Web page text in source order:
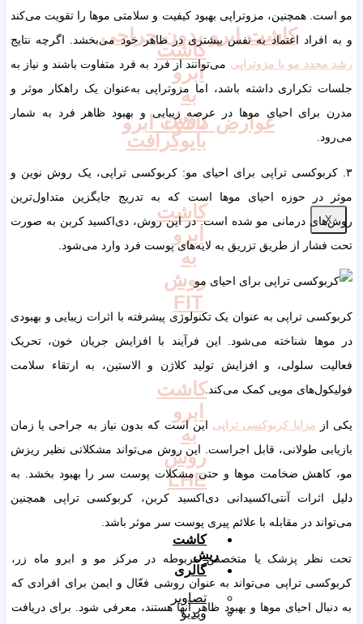
کاشت ابرو بدون جراحی
عوارض کاشت ابرو
X
کاشت
ابرو
به
روش
بایوگرافت
کاشت
ابرو
به
روش
FIT
کاشت
ابرو
به
روش
LHE
کاشت
ریش
گالری
تصاویر
ویدیو
مو است. همچنین، مزوتراپی بهبود کیفیت و سلامتی موها را تقویت می‌کند
و به افراد اعتماد به نفس بیشتری در ظاهر خود می‌بخشد. اگرچه نتایج
رشد مجدد مو با مزوتراپی می‌توانند از فرد به فرد متفاوت باشند و نیاز به
جلسات تکراری داشته باشد، اما مزوتراپی به‌عنوان یک راهکار موثر و
مدرن برای احیای موها در عرصه زیبایی و بهبود ظاهر فرد به شمار
می‌رود.
۳. کربوکسی تراپی برای احیای مو: کربوکسی تراپی، یک روش نوین و
موثر در حوزه احیای موها است که به تدریج جایگزین متداول‌ترین
روش‌های درمانی مو شده است. در این روش، دی‌اکسید کربن به صورت
تحت فشار از طریق تزریق به لایه‌های پوست فرد وارد می‌شود.
کربوکسی تراپی به عنوان یک تکنولوژی پیشرفته با اثرات زیبایی و بهبودی
در موها شناخته می‌شود. این فرآیند با افزایش جریان خون، تحریک
فعالیت سلولی، و افزایش تولید کلاژن و الاستین، به ارتقاء سلامت
فولیکول‌های مویی کمک می‌کند.
یکی از مزایا کربوکسی تراپی این است که بدون نیاز به جراحی یا زمان
بازیابی طولانی، قابل اجراست. این روش می‌تواند مشکلاتی نظیر ریزش
مو، کاهش ضخامت موها و حتی مشکلات پوست سر را بهبود بخشد. به
دلیل اثرات آنتی‌اکسیدانی دی‌اکسید کربن، کربوکسی تراپی همچنین
می‌تواند در مقابله با علائم پیری پوست سر موثر باشد.
تحت نظر پزشک یا متخصص مربوطه در مرکز مو و ابرو ماه زر،
کربوکسی تراپی می‌تواند به عنوان روشی فعّال و ایمن برای افرادی که
به دنبال احیای موها و بهبود ظاهر آنها هستند، معرفی شود. برای دریافت